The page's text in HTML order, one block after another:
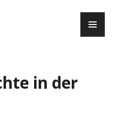
in der